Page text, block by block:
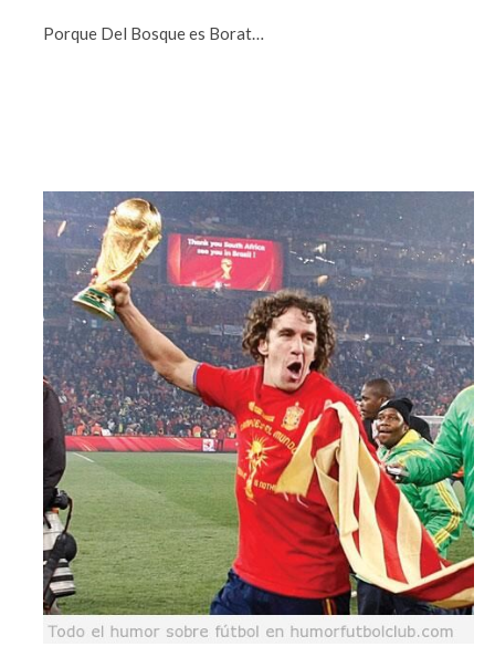
Porque Del Bosque es Borat…